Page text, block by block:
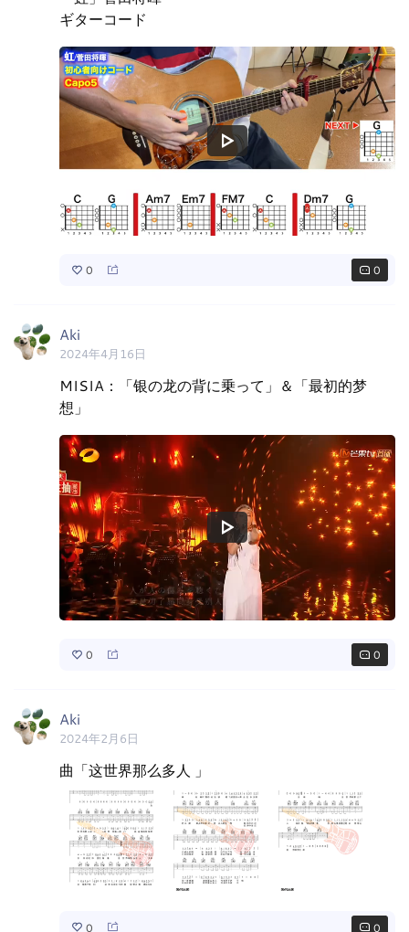
ギターコード
0 0
Aki
2024年4月16日
MISIA：「银の龙の背に乗って」＆「最初的梦
想」
0 0
Aki
2024年2月6日
曲「这世界那么多人 」
0 0